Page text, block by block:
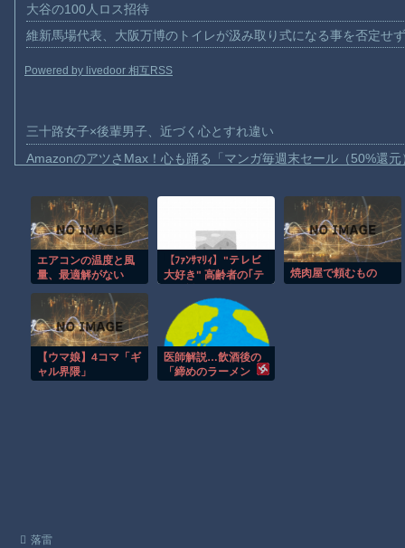
大谷の100人ロス招待
維新馬場代表、大阪万博のトイレが汲み取り式になる事を否定せ
Powered by livedoor 相互RSS
三十路女子×後輩男子、近づく心とすれ違い
AmazonのアツさMax！心も踊る「マンガ毎週末セール（50%還
【画像】十二支合体！！ところでその前足、猫じゃね？
【動画】ロシア軍のドローンをネット発射装置で撃墜するウクラ
【動画】逃げる判断はやっ！埼玉でスマホ運転のプリウスに当て
渡邊渚さん「私がPTSDと診断された当時、世間はまだPTSDと
【動画】自動ドアの仕組みを理解した富山のツバメが賢い。
【朗報】Amazon、汗が飛び散る灼熱の「マンガ毎週末セール（
エアコンの温度と風
量、最適解がない
【ﾌｧﾝｻﾏﾘｨ】"テレビ
大好き" 高齢者の｢テ
た…10代後半〜20代
の約7割が "ほぼ見な
い" 衝撃の最新デー
タ…「洗脳プロパガ
ンダで不快なレベ
ル」
焼肉屋で頼むもの
【ウマ娘】4コマ「ギ
ャル界隈」
医師解説…飲酒後の
「締めのラーメン
落雷